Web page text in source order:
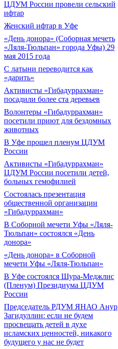
ЦДУМ России провели сельский
ифтар
Женский ифтар в Уфе
«День донора» (Соборная мечеть
«Ляля-Тюльпан» города Уфы) 29
мая 2015 года
С латыни переводится как
«дарить»
Активисты «Гибадуррахман»
посадили более ста деревьев
Волонтеры «Гибадуррахман»
посетили приют для бездомных
животных
В Уфе прошел пленум ЦДУМ
России
Активисты «Гибадуррахман»
ЦДУМ России посетили детей,
больных гемофилией
Состоялась презентация
общественной организации
«Гибадуррахман»
В Соборной мечети Уфы «Ляля-
Тюльпан» состоялся «День
донора»
«День донора» в Соборной
мечети Уфы «Ляля-Тюльпан»
В Уфе состоялся Шура-Меджлис
(Пленум) Президиума ЦДУМ
России
Председатель РДУМ ЯНАО Анур
Загидуллин: если не будем
просвещать детей в духе
исламских ценностей, никакого
будущего у нас не будет